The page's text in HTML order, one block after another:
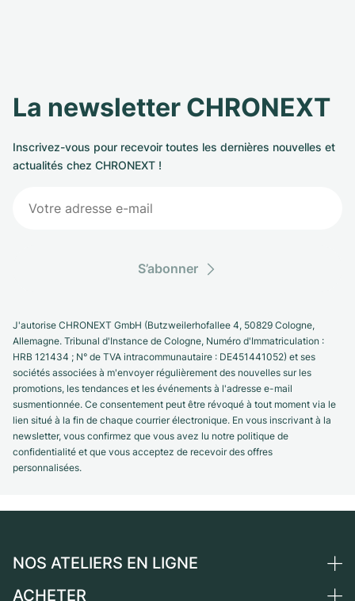
La newsletter CHRONEXT
Inscrivez-vous pour recevoir toutes les dernières nouvelles et
actualités chez CHRONEXT !
S’abonner
J'autorise CHRONEXT GmbH (Butzweilerhofallee 4, 50829 Cologne,
Allemagne. Tribunal d'Instance de Cologne, Numéro d'Immatriculation :
HRB 121434 ; N° de TVA intracommunautaire : DE451441052) et ses
sociétés associées à m'envoyer régulièrement des nouvelles sur les
promotions, les tendances et les événements à l'adresse e-mail
susmentionnée. Ce consentement peut être révoqué à tout moment via le
lien situé à la fin de chaque courrier électronique. En vous inscrivant à la
newsletter, vous confirmez que vous avez lu notre politique de
confidentialité et que vous acceptez de recevoir des offres
personnalisées.
NOS ATELIERS EN LIGNE
Allemagne
ACHETER